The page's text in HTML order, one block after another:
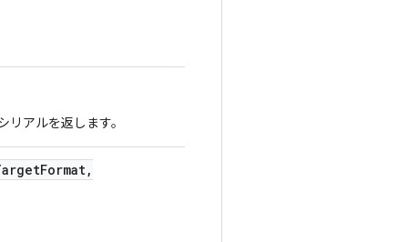
アルを返します。
Format,